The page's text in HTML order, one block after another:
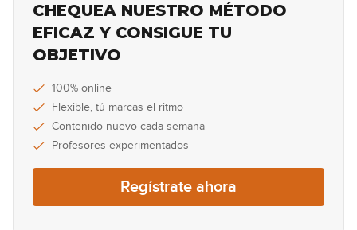
10:20
amarrado en la puerta del baile
14:42
CHEQUEA NUESTRO MÉTODO
EFICAZ Y CONSIGUE TU
OBJETIVO
100% online
Flexible, tú marcas el ritmo
Contenido nuevo cada semana
Profesores experimentados
Regístrate ahora